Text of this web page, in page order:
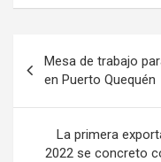
ce
o
o
k
tt
er
ail
de
entradas
Mesa de trabajo
en Puerto Quequén
La primera
2022 se concreto